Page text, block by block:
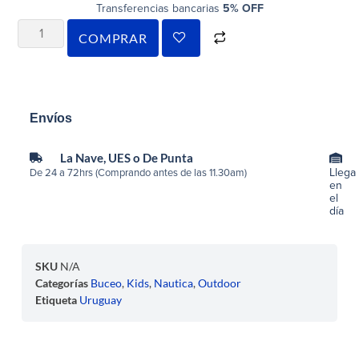
Transferencias bancarias 5% OFF
COMPRAR
Envíos
La Nave, UES o De Punta
De 24 a 72hrs (Comprando antes de las 11.30am)
Llega
en
el
día
SKU N/A
Categorías Buceo, Kids, Nautica,Outdoor
Etiqueta Uruguay